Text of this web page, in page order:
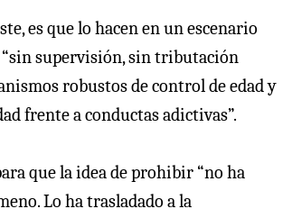
es que lo hacen en un escenario
“sin supervisión, sin tributación
robustos de control de edad y
frente a conductas adictivas”.
que la idea de prohibir “no ha
Lo ha trasladado a la